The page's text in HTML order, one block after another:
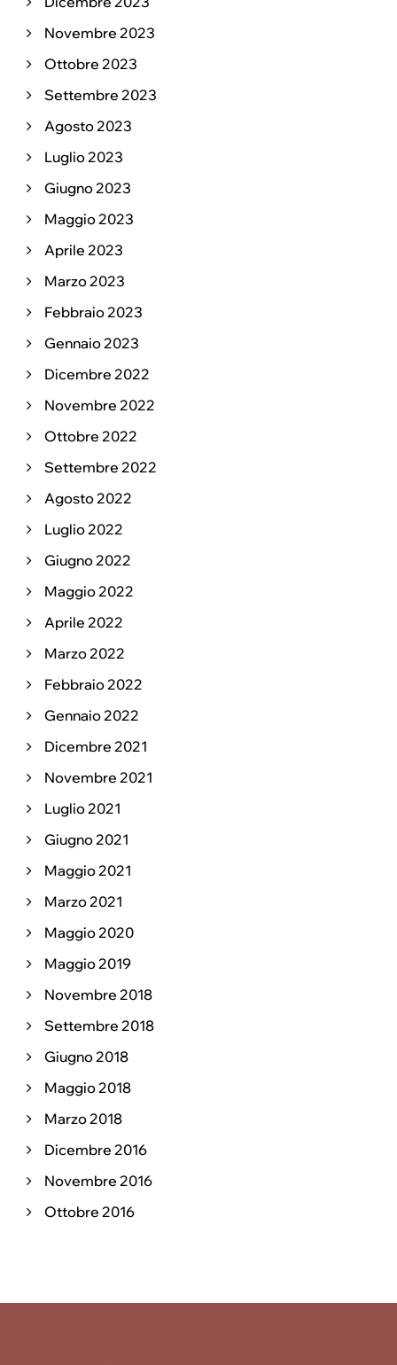
Novembre 2023
Ottobre 2023
Settembre 2023
Agosto 2023
Luglio 2023
Giugno 2023
Maggio 2023
Aprile 2023
Marzo 2023
Febbraio 2023
Gennaio 2023
Dicembre 2022
Novembre 2022
Ottobre 2022
Settembre 2022
Agosto 2022
Luglio 2022
Giugno 2022
Maggio 2022
Aprile 2022
Marzo 2022
Febbraio 2022
Gennaio 2022
Dicembre 2021
Novembre 2021
Luglio 2021
Giugno 2021
Maggio 2021
Marzo 2021
Maggio 2020
Maggio 2019
Novembre 2018
Settembre 2018
Giugno 2018
Maggio 2018
Marzo 2018
Dicembre 2016
Novembre 2016
Ottobre 2016